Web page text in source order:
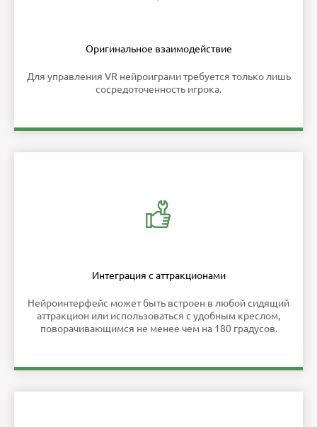
Оригинальное взаимодействие
Для управления VR нейроиграми требуется только лишь
сосредоточенность игрока.
Интеграция с аттракционами
Нейроинтерфейс может быть встроен в любой сидящий
аттракцион или использоваться с удобным креслом,
поворачивающимся не менее чем на 180 градусов.